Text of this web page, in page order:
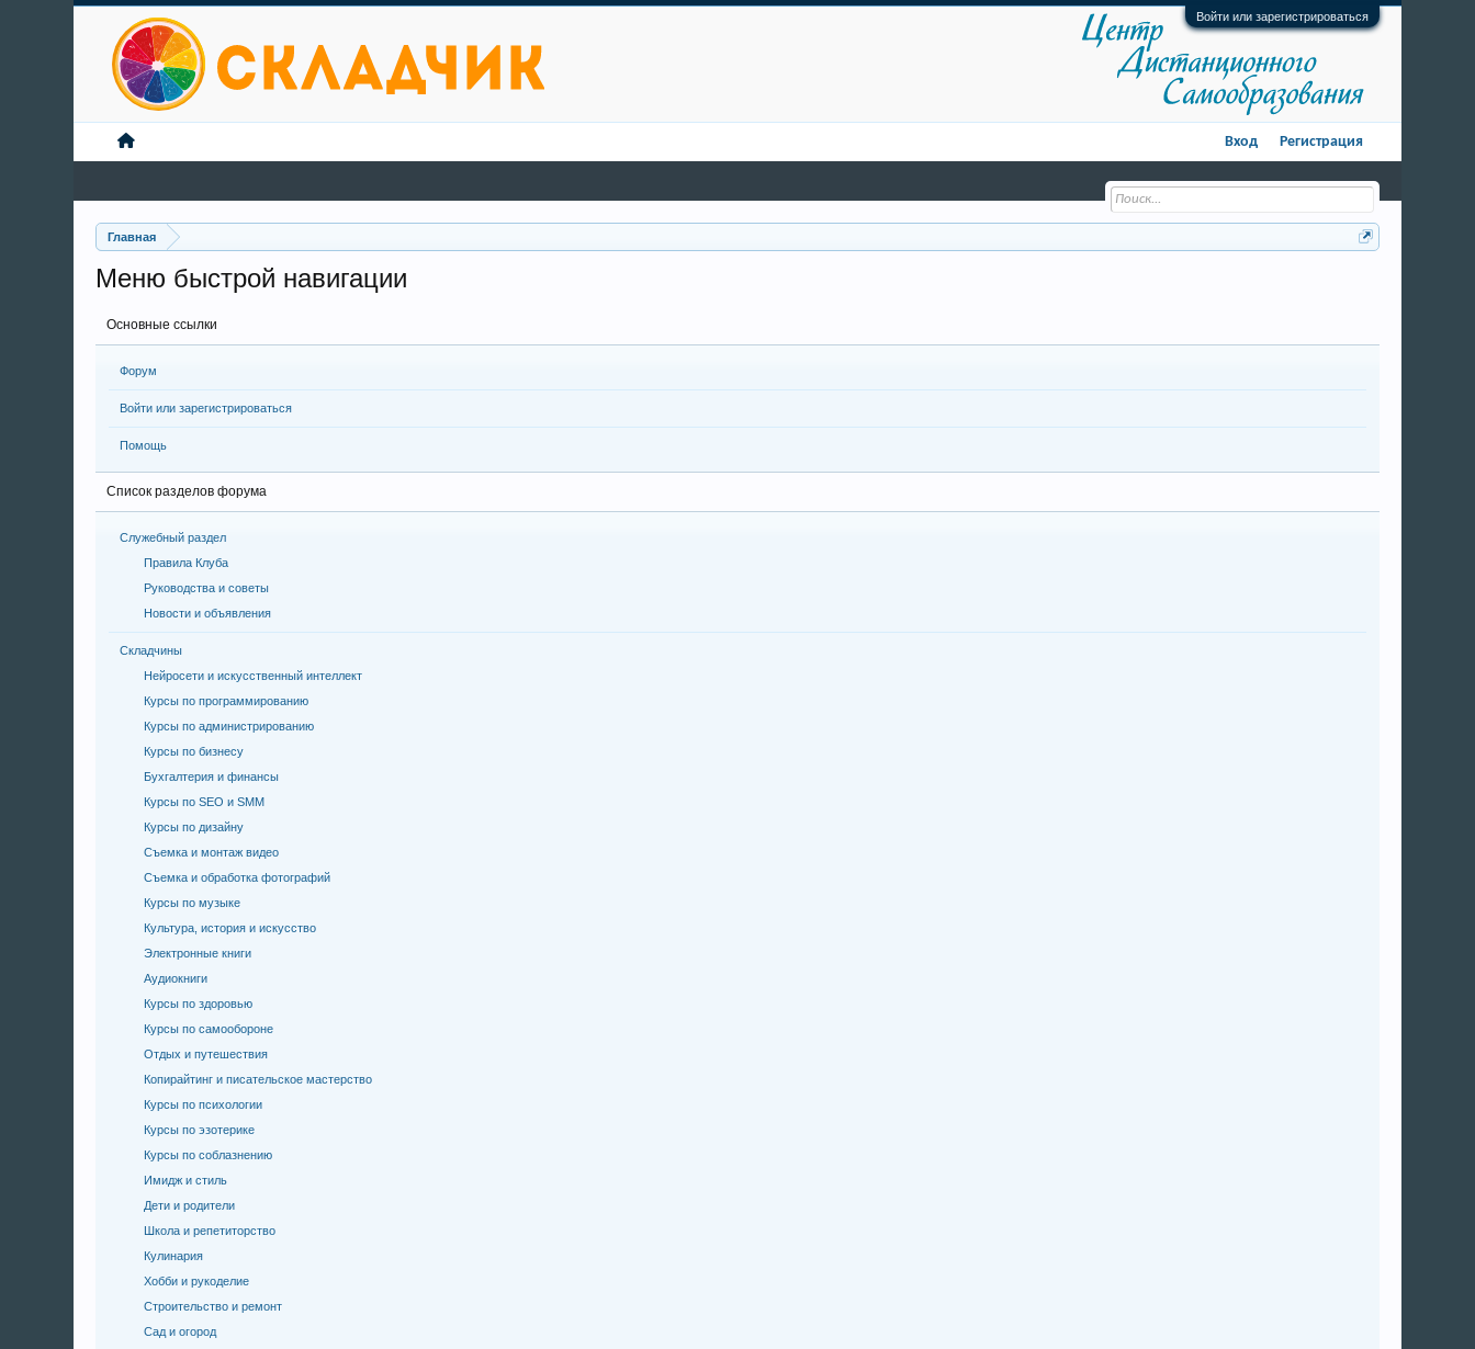
Войти или зарегистрироваться
Главная
Меню быстрой навигации
Основные ссылки
Форум
Войти или зарегистрироваться
Помощь
Список разделов форума
Служебный раздел
Правила Клуба
Руководства и советы
Новости и объявления
Складчины
Нейросети и искусственный интеллект
Курсы по программированию
Курсы по администрированию
Курсы по бизнесу
Бухгалтерия и финансы
Курсы по SEO и SMM
Курсы по дизайну
Съемка и монтаж видео
Съемка и обработка фотографий
Курсы по музыке
Культура, история и искусство
Электронные книги
Аудиокниги
Курсы по здоровью
Курсы по самообороне
Отдых и путешествия
Копирайтинг и писательское мастерство
Курсы по психологии
Курсы по эзотерике
Курсы по соблазнению
Имидж и стиль
Дети и родители
Школа и репетиторство
Кулинария
Хобби и рукоделие
Строительство и ремонт
Сад и огород
Вход Регистрация